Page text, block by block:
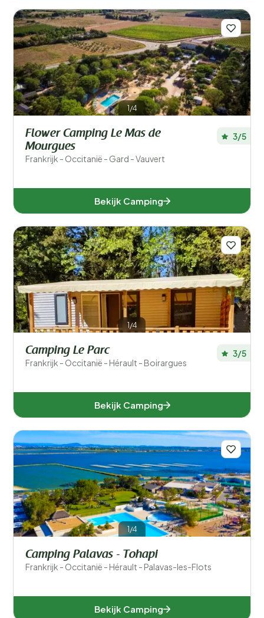
1/4
Flower Camping Le Mas de
Mourgues
Frankrijk - Occitanië - Gard - Vauvert
3/5
Bekijk Camping
1/4
Camping Le Parc
Frankrijk - Occitanië - Hérault - Boirargues
3/5
Bekijk Camping
1/4
Camping Palavas - Tohapi
Frankrijk - Occitanië - Hérault - Palavas-les-Flots
Bekijk Camping